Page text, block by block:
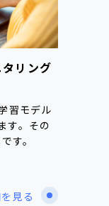
リング
習モデル
す。その
す。
見る